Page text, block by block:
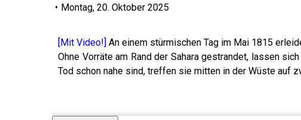
• Montag, 20. Oktober 2025
[Mit Video!] An einem stürmischen Tag im Mai 1815
Ohne Vorräte am Rand der Sahara gestrandet, lassen
Tod schon nahe sind, treffen sie mitten in der Wüste auf